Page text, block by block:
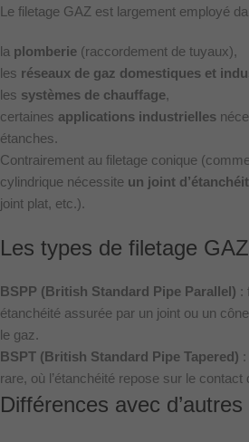
Le filetage GAZ est largement employé
la plomberie (raccordement de tuyaux),
les réseaux de gaz domestiques et
les systèmes de chauffage,
certaines applications industrielles
étanches.
Contrairement au filetage conique
cylindrique nécessite un joint
joint plat, etc.).
Les types de filetage GAZ
BSPP (British Standard Pipe Parallel) :
étanchéité assurée par un joint ou un
le gaz.
BSPT (British Standard Pipe Tapered)
rare, où l’étanchéité repose sur le contact
Différences avec